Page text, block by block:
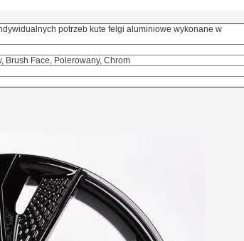
potrzeb kute felgi aluminiowe wykonane w
Brush Face, Polerowany, Chrom